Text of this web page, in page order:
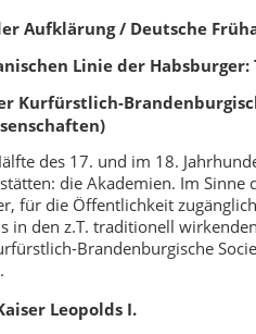
Aufklärung / Deutsche
Linie der Habsburger:
Kurfürstlich-
des 17. und im 18.
die Akademien. Im
für die Öffentlichkeit
in den z.T. traditionell
Brandenburgische
Leopolds I.